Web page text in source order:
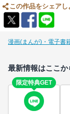
この作品をシェアし
漫画(まんが)・電子書
最新情報はここか
限定特典GET